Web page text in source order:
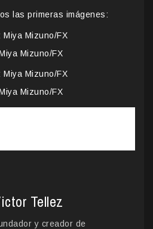
las primeras imágenes:
Mizuno/FX
Mizuno/FX
Tellez
y creador de